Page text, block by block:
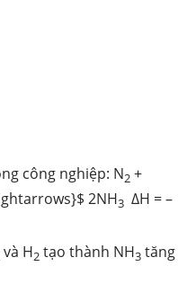
công nghiệp: N2 +
2NH3 ∆H = –
và H2 tạo thành NH3 tăng